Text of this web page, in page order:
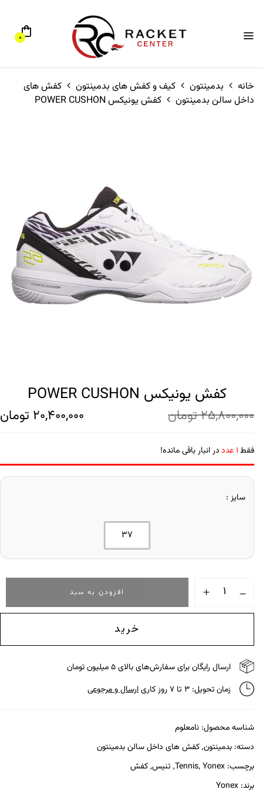
0
خانه بدمینتون کیف و کفش های بدمینتون
کفش های
داخل سالن بدمینتون
کفش یونیکس POWER CUSHON
کفش یونیکس POWER CUSHON
25,800,000تومان 20,400,000 تومان
فقط1 عدد در انبار باقی مانده!
سایز
37
افزودن به سبد
خرید
ارسال رایگان برای سفارش‌های بالای ۵ میلیون تومان
زمان تحویل: ۳ تا ۷ روز کاری
ارسال و مرجوعی
شناسه محصول: نامعلوم
دسته: بدمینتون,کفش های داخل سالن بدمینتون
برچسب:
Tennis,Yonex
, تنیس,کفش
برند: Yonex